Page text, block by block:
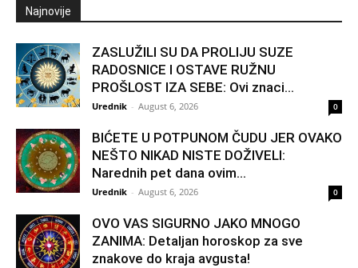
Najnovije
ZASLUŽILI SU DA PROLIJU SUZE
RADOSNICE I OSTAVE RUŽNU
PROŠLOST IZA SEBE: Ovi znaci...
Urednik - August 6, 2026 0
BIĆETE U POTPUNOM ČUDU JER OVAKO
NEŠTO NIKAD NISTE DOŽIVELI:
Narednih pet dana ovim...
Urednik - August 6, 2026 0
OVO VAS SIGURNO JAKO MNOGO
ZANIMA: Detaljan horoskop za sve
znakove do kraja avgusta!